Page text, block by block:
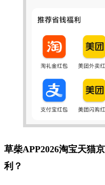
草柴APP2026淘宝天猫
利？